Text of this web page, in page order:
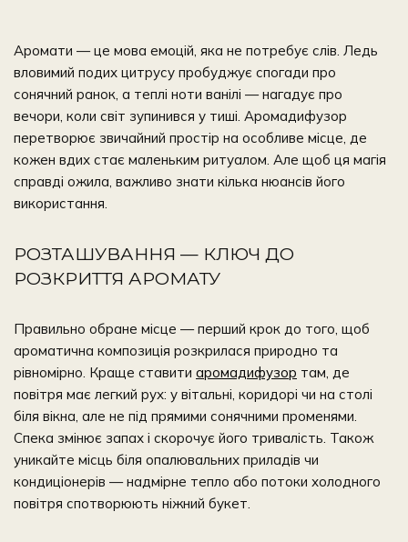
Аромати — це мова емоцій, яка не потребує слів. Ледь
вловимий подих цитрусу пробуджує спогади про
сонячний ранок, а теплі ноти ванілі — нагадує про
вечори, коли світ зупинився у тиші. Аромадифузор
перетворює звичайний простір на особливе місце, де
кожен вдих стає маленьким ритуалом. Але щоб ця магія
справді ожила, важливо знати кілька нюансів його
використання.
РОЗТАШУВАННЯ — КЛЮЧ ДО
РОЗКРИТТЯ АРОМАТУ
Правильно обране місце — перший крок до того, щоб
ароматична композиція розкрилася природно та
рівномірно. Краще ставити аромадифузор там, де
повітря має легкий рух: у вітальні, коридорі чи на столі
біля вікна, але не під прямими сонячними променями.
Спека змінює запах і скорочує його тривалість. Також
уникайте місць біля опалювальних приладів чи
кондиціонерів — надмірне тепло або потоки холодного
повітря спотворюють ніжний букет.